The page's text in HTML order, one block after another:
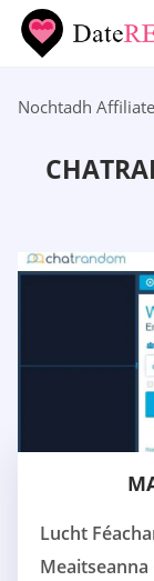
Nochtadh Affiliate
Lucht
Meaitseanna